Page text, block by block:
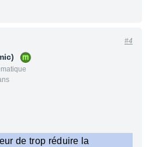
#4
de trop réduire la